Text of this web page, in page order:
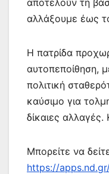
αλλάξουμε έως
Η πατρίδα
αυτοπεποίθηση,
πολιτική
καύσιμο για
δίκαιες αλλαγές.
Μπορείτε να
https://